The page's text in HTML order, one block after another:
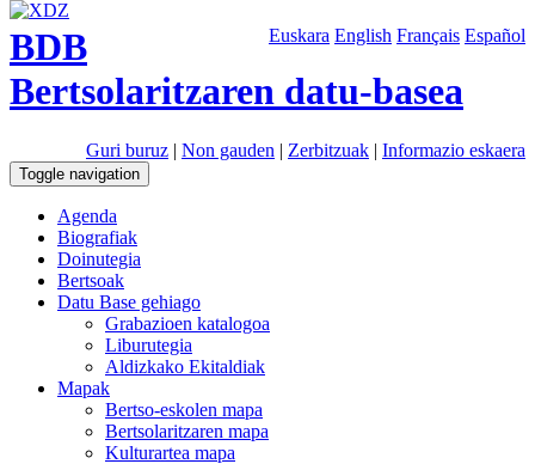
Euskara English Français Español
BDB
Bertsolaritzaren datu-basea
Guri buruz | Non gauden | Zerbitzuak | Informazio eskaera
Toggle navigation
Agenda
Biografiak
Doinutegia
Bertsoak
Datu Base gehiago
Grabazioen katalogoa
Liburutegia
Aldizkako Ekitaldiak
Mapak
Bertso-eskolen mapa
Bertsolaritzaren mapa
Kulturartea mapa